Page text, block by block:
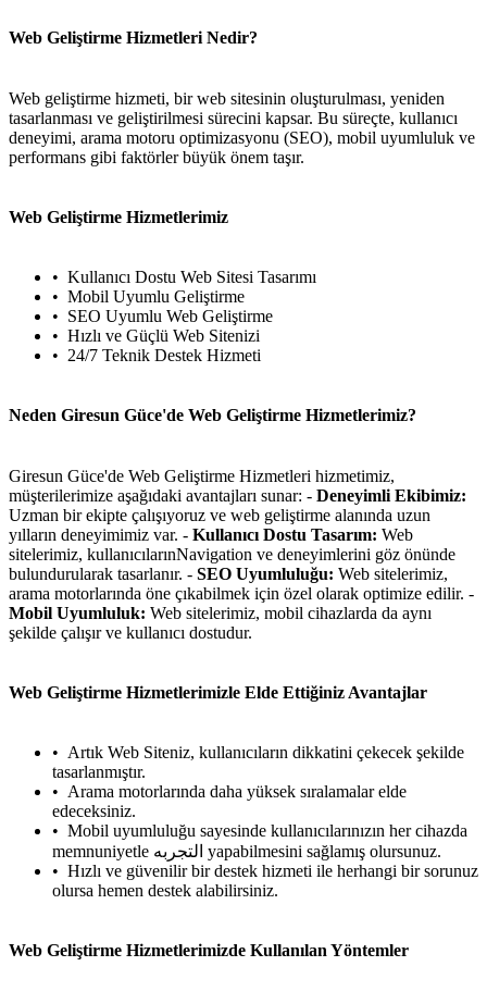
Web Geliştirme Hizmetleri Nedir?
Web geliştirme hizmeti, bir web sitesinin oluşturulması, yeniden
tasarlanması ve geliştirilmesi sürecini kapsar. Bu süreçte, kullanıcı
deneyimi, arama motoru optimizasyonu (SEO), mobil uyumluluk ve
performans gibi faktörler büyük önem taşır.
Web Geliştirme Hizmetlerimiz
Kullanıcı Dostu Web Sitesi Tasarımı
Mobil Uyumlu Geliştirme
SEO Uyumlu Web Geliştirme
Hızlı ve Güçlü Web Sitenizi
24/7 Teknik Destek Hizmeti
Neden Giresun Güce'de Web Geliştirme Hizmetlerimiz?
Giresun Güce'de Web Geliştirme Hizmetleri hizmetimiz,
müşterilerimize aşağıdaki avantajları sunar: - Deneyimli Ekibimiz:
Uzman bir ekipte çalışıyoruz ve web geliştirme alanında uzun
yılların deneyimimiz var. - Kullanıcı Dostu Tasarım: Web
sitelerimiz, kullanıcılarınNavigation ve deneyimlerini göz önünde
bulundurularak tasarlanır. - SEO Uyumluluğu: Web sitelerimiz,
arama motorlarında öne çıkabilmek için özel olarak optimize edilir. -
Mobil Uyumluluk: Web sitelerimiz, mobil cihazlarda da aynı
şekilde çalışır ve kullanıcı dostudur.
Web Geliştirme Hizmetlerimizle Elde Ettiğiniz Avantajlar
Artık Web Siteniz, kullanıcıların dikkatini çekecek şekilde
tasarlanmıştır.
Arama motorlarında daha yüksek sıralamalar elde
edeceksiniz.
Mobil uyumluluğu sayesinde kullanıcılarınızın her cihazda
memnuniyetle التجربه yapabilmesini sağlamış olursunuz.
Hızlı ve güvenilir bir destek hizmeti ile herhangi bir sorunuz
olursa hemen destek alabilirsiniz.
Web Geliştirme Hizmetlerimizde Kullanılan Yöntemler